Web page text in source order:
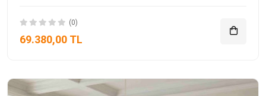
(0)
69.380,00 TL